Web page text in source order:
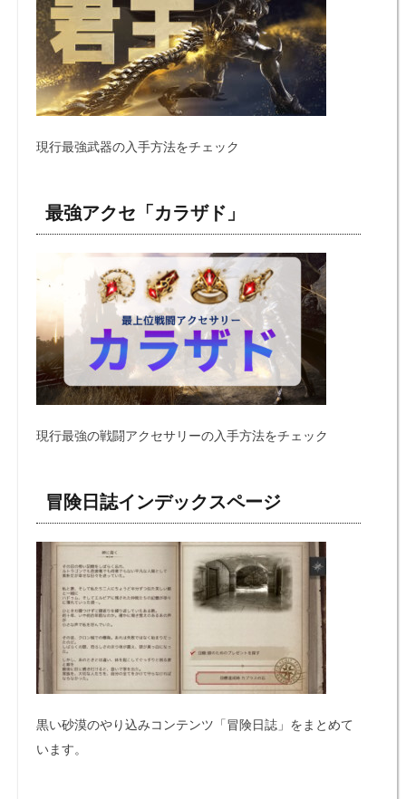
現行最強武器の入手方法をチェック
最強アクセ「カラザド」
現行最強の戦闘アクセサリーの入手方法をチェック
冒険日誌インデックスページ
黒い砂漠のやり込みコンテンツ「冒険日誌」をまとめて
います。